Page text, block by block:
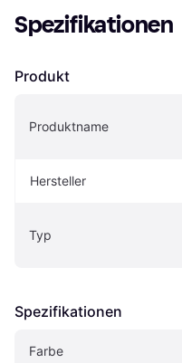
Spezifikationen
Produkt
Produktname
Hersteller
Typ
Spezifikationen
Farbe